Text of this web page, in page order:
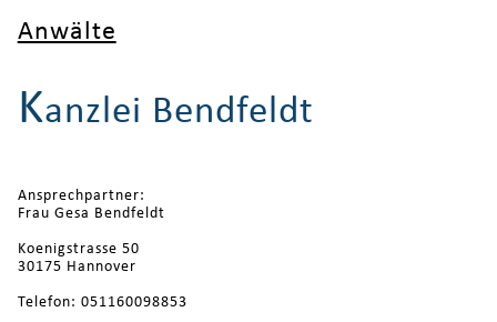
Anwälte
Kanzlei Bendfeldt
Ansprechpartner:
Frau Gesa Bendfeldt
Koenigstrasse 50
30175 Hannover
Telefon: 051160098853